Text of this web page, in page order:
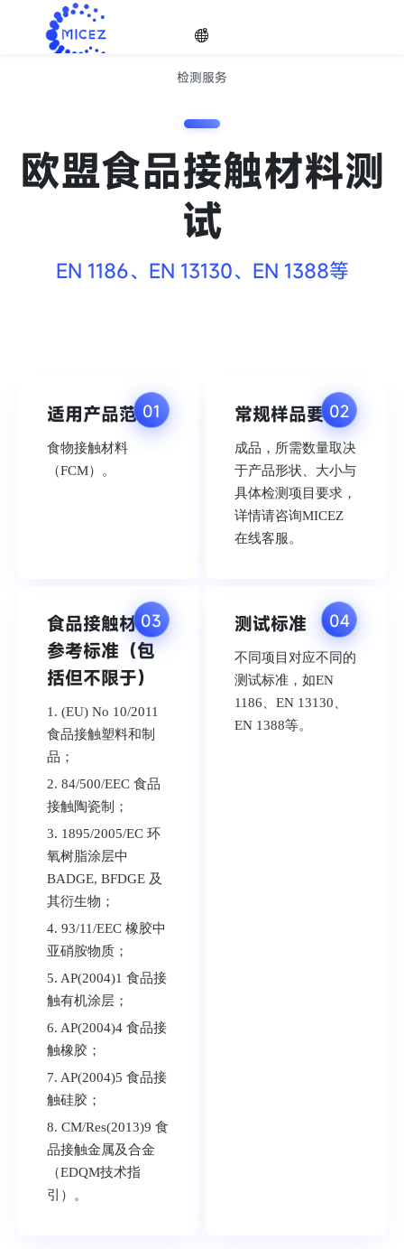
语种

只提供超性价比的测试服务，坚决以促进产品质量为己任！
检测服务
欧盟食品接触材料测
试
EN 1186、EN 13130、EN 1388等
01
适用产品范围
食物接触材料
（FCM）。
02
常规样品要求
成品，所需数量取决
于产品形状、大小与
具体检测项目要求，
详情请咨询MICEZ
在线客服。
03
食品接触材料
参考标准（包
括但不限于）
1. (EU) No 10/2011
食品接触塑料和制
品；
2. 84/500/EEC 食品
接触陶瓷制；
3. 1895/2005/EC 环
氧树脂涂层中
BADGE, BFDGE 及
其衍生物；
4. 93/11/EEC 橡胶中
亚硝胺物质；
5. AP(2004)1 食品接
触有机涂层；
6. AP(2004)4 食品接
触橡胶；
7. AP(2004)5 食品接
触硅胶；
8. CM/Res(2013)9 食
品接触金属及合金
（EDQM技术指
引）。
04
测试标准
不同项目对应不同的
测试标准，如EN
1186、EN 13130、
EN 1388等。